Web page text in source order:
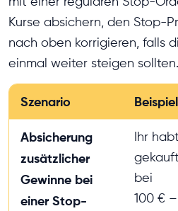
Kurse absichern, den Stop-
nach oben korrigieren, falls
einmal weiter steigen
Szenario Beispiel
Absicherung
zusätzlicher
Gewinne bei
einer Stop-
Ihr
bei
100 €